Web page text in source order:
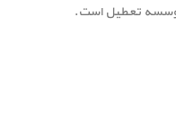
تعطیل است.